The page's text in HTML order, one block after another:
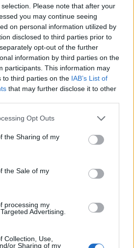
Please note that after your
you may continue seeing
on personal information utilized by
disclosed to third parties prior to
opt-out of the further
information by third parties on the
participants. This information may
to third parties on the IAB’s List of
that may further disclose it to other
app uses one or more Google
usage behaviour. You may click to
Google and its third-party tags to
specified purposes in below Google
Opt Outs
the Sharing of my
the Sale of my
processing my
Advertising.
Collection, Use,
or Sharing of my
met steun van de Europese Commissie
uitbetaling en wat je echt
Freecash betrouwbaar? Onze
— tot €182 per game (2026)
producten + tot €182 per test